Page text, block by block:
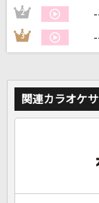
2
3
関連カラオケ